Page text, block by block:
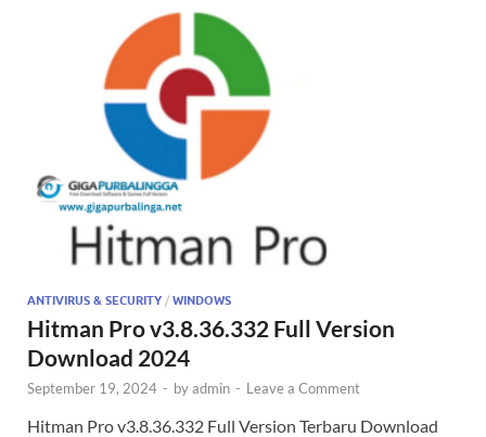
ANTIVIRUS & SECURITY / WINDOWS
Hitman Pro v3.8.36.332 Full Version
Download 2024
September 19, 2024 - byadmin - Leave a Comment
Hitman Pro v3.8.36.332 Full Version Terbaru Download